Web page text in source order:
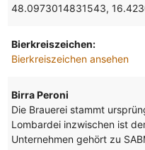
48.0973014831543,
Bierkreiszeichen:
Bierkreiszeichen ansehen
Birra Peroni
Die Brauerei stammt
Lombardei inzwischen ist
Unternehmen gehört zu